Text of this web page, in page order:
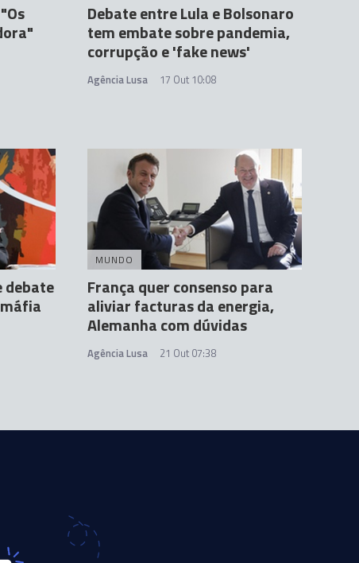
Debate entre Lula e Bolsonaro
tem embate sobre pandemia,
corrupção e 'fake news'
Agência Lusa 17 Out 10:08
debate
MUNDO
França quer consenso para
aliviar facturas da energia,
Alemanha com dúvidas
Agência Lusa 21 Out 07:38